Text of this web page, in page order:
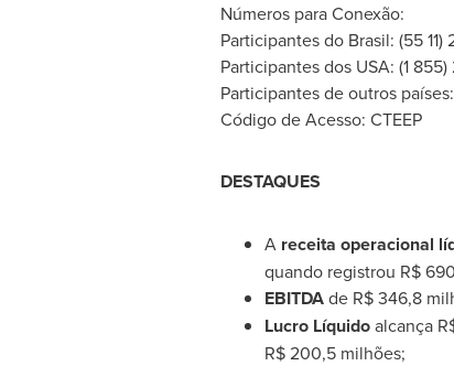
Números para Conexão:
Participantes do Brasil: (55 11)
Participantes dos USA: (1 855)
Participantes de outros
Código de Acesso: CTEEP
DESTAQUES
A receita operacional
quando registrou R$
EBITDAde R$ 346,8
Lucro Líquidoalcança
R$ 200,5 milhões;